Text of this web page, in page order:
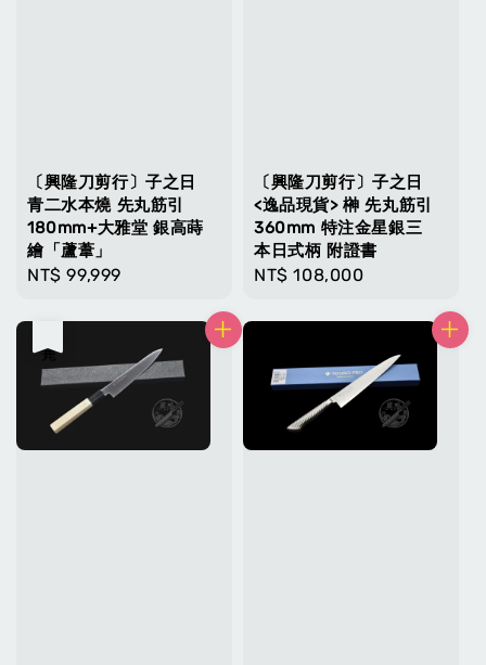
〔興隆刀剪行〕子之日
青二水本燒 先丸筋引
180mm+大雅堂 銀高蒔
繪「蘆葦」
Regular
NT$ 99,999
〔興隆刀剪行〕子之日
<逸品現貨> 榊 先丸筋引
360mm 特注金星銀三
本日式柄 附證書
Regular
NT$ 108,000